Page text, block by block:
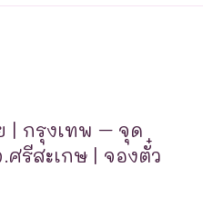
| กรุงเทพ – จุด
รีสะเกษ | จองตั๋ว